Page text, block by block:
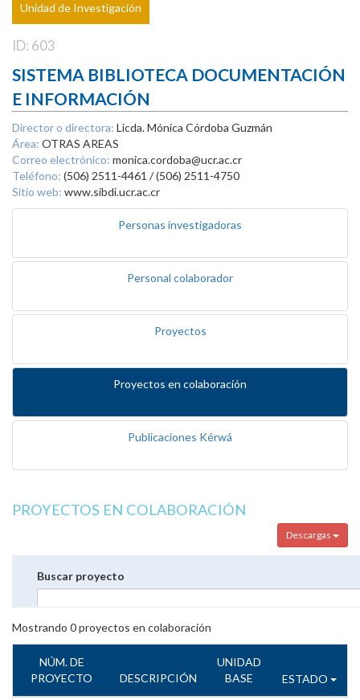
Unidad de Investigación
ID: 603
SISTEMA BIBLIOTECA DOCUMENTACIÓN
E INFORMACIÓN
Director o directora: Licda. Mónica Córdoba Guzmán
Área: OTRAS AREAS
Correo electrónico: monica.cordoba@ucr.ac.cr
Teléfono: (506) 2511-4461 / (506) 2511-4750
Sitio web: www.sibdi.ucr.ac.cr
Personas investigadoras
Personal colaborador
Proyectos
Proyectos en colaboración
Publicaciones Kérwá
PROYECTOS EN COLABORACIÓN
Descargas
Buscar proyecto
Mostrando 0proyectos en colaboración
NÚM. DE
PROYECTO
DESCRIPCIÓN
UNIDAD
BASE
ESTADO